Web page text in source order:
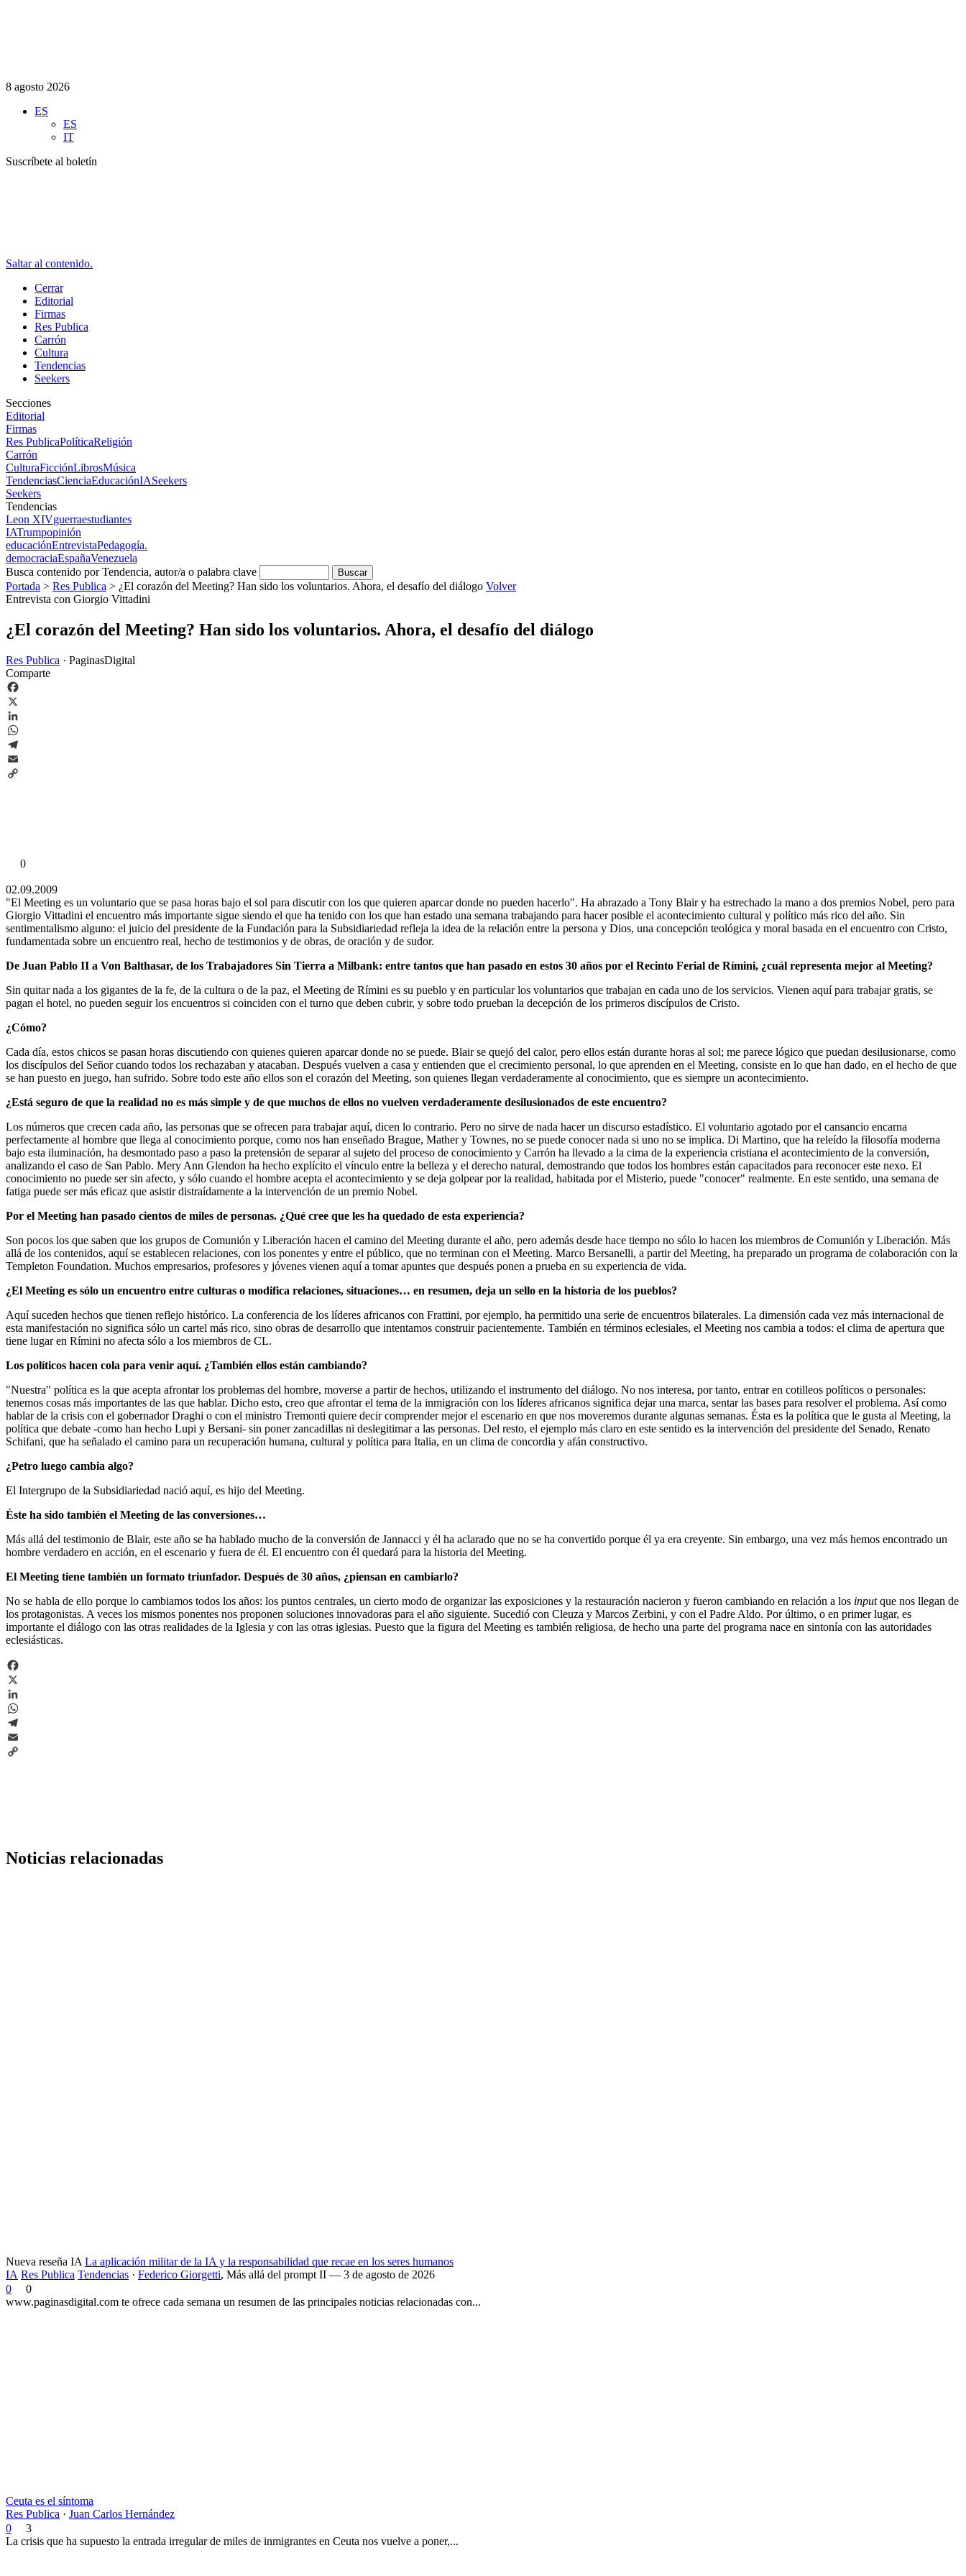
8 agosto 2026
ES
ES
IT
Suscríbete al boletín
Saltar al contenido.
Cerrar
Editorial
Firmas
Res Publica
Carrón
Cultura
Tendencias
Seekers
Secciones
Editorial
Firmas
Res PublicaPolíticaReligión
Carrón
CulturaFicciónLibrosMúsica
TendenciasCienciaEducaciónIASeekers
Seekers
Tendencias
Leon XIVguerraestudiantes
IATrumpopinión
educaciónEntrevistaPedagogía.
democraciaEspañaVenezuela
Busca contenido por Tendencia, autor/a o palabra clave
Portada > Res Publica > ¿El corazón del Meeting? Han sido los voluntarios. Ahora, el desafío del diálogo Volver
Entrevista con Giorgio Vittadini
¿El corazón del Meeting? Han sido los voluntarios. Ahora, el desafío del diálogo
Res Publica · PaginasDigital
Comparte
Facebook
X
LinkedIn
WhatsApp
Telegram
Email
0
02.09.2009
"El Meeting es un voluntario que se pasa horas bajo el sol para discutir con los que quieren aparcar donde no pueden hacerlo". Ha abrazado a Tony Blair y ha estrechado la mano a dos premios Nobel, pero para
Giorgio Vittadini el encuentro más importante sigue siendo el que ha tenido con los que han estado una semana trabajando para hacer posible el acontecimiento cultural y político más rico del año. Sin
sentimentalismo alguno: el juicio del presidente de la Fundación para la Subsidiariedad refleja la idea de la relación entre la persona y Dios, una concepción teológica y moral basada en el encuentro con Cristo,
fundamentada sobre un encuentro real, hecho de testimonios y de obras, de oración y de sudor.
De Juan Pablo II a Von Balthasar, de los Trabajadores Sin Tierra a Milbank: entre tantos que han pasado en estos 30 años por el Recinto Ferial de Rímini, ¿cuál representa mejor al Meeting?
Sin quitar nada a los gigantes de la fe, de la cultura o de la paz, el Meeting de Rímini es su pueblo y en particular los voluntarios que trabajan en cada uno de los servicios. Vienen aquí para trabajar gratis, se
pagan el hotel, no pueden seguir los encuentros si coinciden con el turno que deben cubrir, y sobre todo prueban la decepción de los primeros discípulos de Cristo.
¿Cómo?
Cada día, estos chicos se pasan horas discutiendo con quienes quieren aparcar donde no se puede. Blair se quejó del calor, pero ellos están durante horas al sol; me parece lógico que puedan desilusionarse, como
los discípulos del Señor cuando todos los rechazaban y atacaban. Después vuelven a casa y entienden que el crecimiento personal, lo que aprenden en el Meeting, consiste en lo que han dado, en el hecho de que
se han puesto en juego, han sufrido. Sobre todo este año ellos son el corazón del Meeting, son quienes llegan verdaderamente al conocimiento, que es siempre un acontecimiento.
¿Está seguro de que la realidad no es más simple y de que muchos de ellos no vuelven verdaderamente desilusionados de este encuentro?
Los números que crecen cada año, las personas que se ofrecen para trabajar aquí, dicen lo contrario. Pero no sirve de nada hacer un discurso estadístico. El voluntario agotado por el cansancio encarna
perfectamente al hombre que llega al conocimiento porque, como nos han enseñado Brague, Mather y Townes, no se puede conocer nada si uno no se implica. Di Martino, que ha releído la filosofía moderna
bajo esta iluminación, ha desmontado paso a paso la pretensión de separar al sujeto del proceso de conocimiento y Carrón ha llevado a la cima de la experiencia cristiana el acontecimiento de la conversión,
analizando el caso de San Pablo. Mery Ann Glendon ha hecho explícito el vínculo entre la belleza y el derecho natural, demostrando que todos los hombres están capacitados para reconocer este nexo. El
conocimiento no puede ser sin afecto, y sólo cuando el hombre acepta el acontecimiento y se deja golpear por la realidad, habitada por el Misterio, puede "conocer" realmente. En este sentido, una semana de
fatiga puede ser más eficaz que asistir distraídamente a la intervención de un premio Nobel.
Por el Meeting han pasado cientos de miles de personas. ¿Qué cree que les ha quedado de esta experiencia?
Son pocos los que saben que los grupos de Comunión y Liberación hacen el camino del Meeting durante el año, pero además desde hace tiempo no sólo lo hacen los miembros de Comunión y Liberación. Más
allá de los contenidos, aquí se establecen relaciones, con los ponentes y entre el público, que no terminan con el Meeting. Marco Bersanelli, a partir del Meeting, ha preparado un programa de colaboración con la
Templeton Foundation. Muchos empresarios, profesores y jóvenes vienen aquí a tomar apuntes que después ponen a prueba en su experiencia de vida.
¿El Meeting es sólo un encuentro entre culturas o modifica relaciones, situaciones… en resumen, deja un sello en la historia de los pueblos?
Aquí suceden hechos que tienen reflejo histórico. La conferencia de los líderes africanos con Frattini, por ejemplo, ha permitido una serie de encuentros bilaterales. La dimensión cada vez más internacional de
esta manifestación no significa sólo un cartel más rico, sino obras de desarrollo que intentamos construir pacientemente. También en términos eclesiales, el Meeting nos cambia a todos: el clima de apertura que
tiene lugar en Rímini no afecta sólo a los miembros de CL.
Los políticos hacen cola para venir aquí. ¿También ellos están cambiando?
"Nuestra" política es la que acepta afrontar los problemas del hombre, moverse a partir de hechos, utilizando el instrumento del diálogo. No nos interesa, por tanto, entrar en cotilleos políticos o personales:
tenemos cosas más importantes de las que hablar. Dicho esto, creo que afrontar el tema de la inmigración con los líderes africanos significa dejar una marca, sentar las bases para resolver el problema. Así como
hablar de la crisis con el gobernador Draghi o con el ministro Tremonti quiere decir comprender mejor el escenario en que nos moveremos durante algunas semanas. Ésta es la política que le gusta al Meeting, la
política que debate -como han hecho Lupi y Bersani- sin poner zancadillas ni deslegitimar a las personas. Del resto, el ejemplo más claro en este sentido es la intervención del presidente del Senado, Renato
Schifani, que ha señalado el camino para un recuperación humana, cultural y política para Italia, en un clima de concordia y afán constructivo.
¿Petro luego cambia algo?
El Intergrupo de la Subsidiariedad nació aquí, es hijo del Meeting.
Éste ha sido también el Meeting de las conversiones…
Más allá del testimonio de Blair, este año se ha hablado mucho de la conversión de Jannacci y él ha aclarado que no se ha convertido porque él ya era creyente. Sin embargo, una vez más hemos encontrado un
hombre verdadero en acción, en el escenario y fuera de él. El encuentro con él quedará para la historia del Meeting.
El Meeting tiene también un formato triunfador. Después de 30 años, ¿piensan en cambiarlo?
No se habla de ello porque lo cambiamos todos los años: los puntos centrales, un cierto modo de organizar las exposiciones y la restauración nacieron y fueron cambiando en relación a los inputque nos llegan de
los protagonistas. A veces los mismos ponentes nos proponen soluciones innovadoras para el año siguiente. Sucedió con Cleuza y Marcos Zerbini, y con el Padre Aldo. Por último, o en primer lugar, es
importante el diálogo con las otras realidades de la Iglesia y con las otras iglesias. Puesto que la figura del Meeting es también religiosa, de hecho una parte del programa nace en sintonía con las autoridades
eclesiásticas.
Facebook
X
LinkedIn
WhatsApp
Telegram
Email
Noticias relacionadas
Nueva reseña IA La aplicación militar de la IA y la responsabilidad que recae en los seres humanos
IA Res Publica Tendencias · Federico Giorgetti, Más allá del prompt II — 3 de agosto de 2026
0
0
www.paginasdigital.com te ofrece cada semana un resumen de las principales noticias relacionadas con...
Ceuta es el síntoma
Res Publica · Juan Carlos Hernández
0
3
La crisis que ha supuesto la entrada irregular de miles de inmigrantes en Ceuta nos vuelve a poner,...